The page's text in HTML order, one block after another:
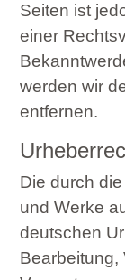
Seiten ist
einer
werden wir
entfernen.
Die durch
und Werke
deutschen
Bearbeitung,